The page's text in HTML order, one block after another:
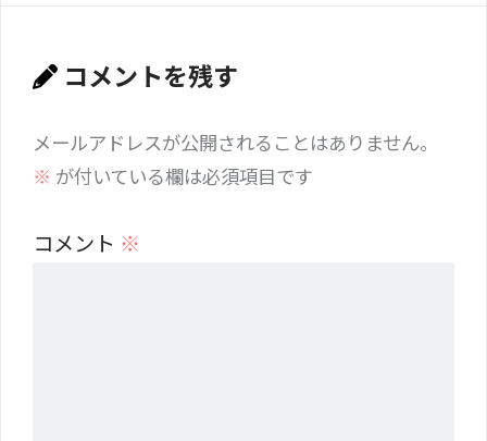
コメントを残す
メールアドレスが公開されることはありません。
※ が付いている欄は必須項目です
コメント ※